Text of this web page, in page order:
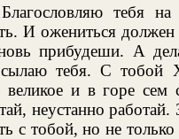
тебя на
И ожениться
прибудеши. А
тебя. С тобой
и в горе сем
неустанно работай.
с тобой, но не